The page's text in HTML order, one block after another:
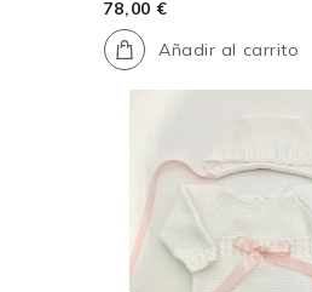
78,00 €
Añadir al carrito